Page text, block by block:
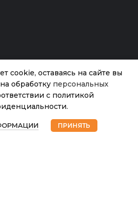
cookie, оставаясь на сайте вы
обработку персональных
с политикой
ПРИНЯТЬ
₽
наличии
Корзина Мой аккаунт